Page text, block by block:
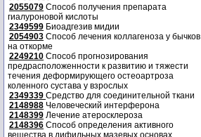
2055079 Способ получения препарата
гиалуроновой кислоты
2349599 Биоадгезив мидии
2054903 Способ лечения коллагеноза у бычков
на откорме
2249210 Способ прогнозирования
предрасположенности к развитию и тяжести
течения деформирующего остеоартроза
коленного сустава у взрослых
2349339 Средство для соединительной ткани
2148988 Человеческий интерферона
2148399 Лечение атеросклероза
2148396 Способ определения активного
вещества в дифильных мазевых основах